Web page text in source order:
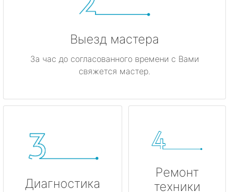
Выезд мастера
За час до согласованного времени с Вами
свяжется мастер.
Диагностика
Ремонт
техники